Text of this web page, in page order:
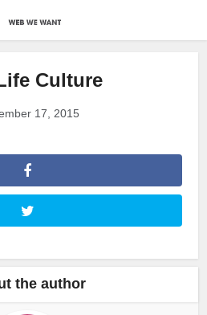
Culture
17, 2015
the author